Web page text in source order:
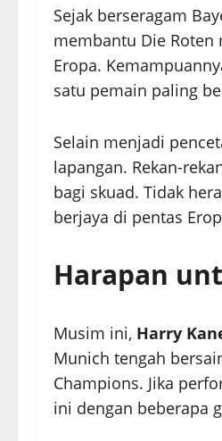
Sejak berseragam
membantu Die
Eropa.
satu pemain paling
Selain menjadi
lapangan. Rekan-
bagi skuad. Tidak
berjaya di pentas
Harapan
Musim ini, Harry
Munich tengah
Champions. Jika
ini dengan beberapa